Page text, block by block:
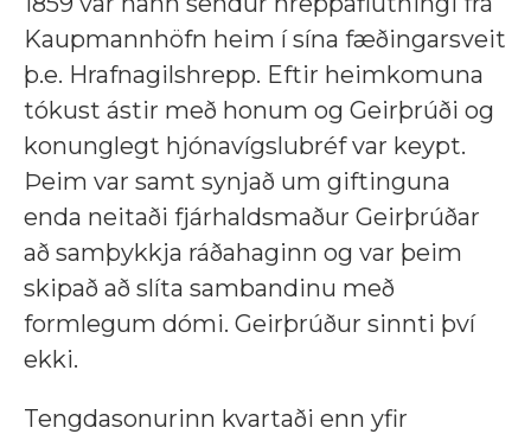
Kaupmannhöfn heim í sína fæðingarsveit
þ.e. Hrafnagilshrepp. Eftir heimkomuna
tókust ástir með honum og Geirþrúði og
konunglegt hjónavígslubréf var keypt.
Þeim var samt synjað um giftinguna
enda neitaði fjárhaldsmaður Geirþrúðar
að samþykkja ráðahaginn og var þeim
skipað að slíta sambandinu með
formlegum dómi. Geirþrúður sinnti því
ekki.
Tengdasonurinn kvartaði enn yfir